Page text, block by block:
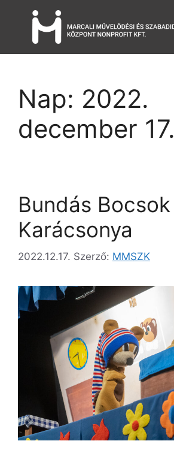
Nap: 2022.
december 17.
Bundás Bocsok
Karácsonya
2022.12.17. Szerző: MMSZK